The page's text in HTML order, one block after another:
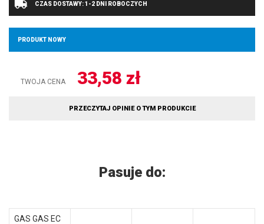
CZAS DOSTAWY: 1-2 DNI ROBOCZYCH
PRODUKT NOWY
TWOJA CENA 33,58 zł
PRZECZYTAJ OPINIE O TYM PRODUKCIE
Pasuje do:
GAS GAS EC